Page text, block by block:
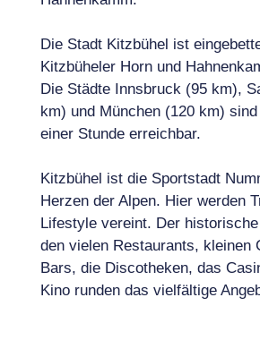
Die Stadt Kitzbühel ist
Kitzbüheler Horn und
Die Städte Innsbruck (95 km),
km) und München (120 km)
einer Stunde erreichbar.
Kitzbühel ist die Sportstadt
Herzen der Alpen. Hier werden
Lifestyle vereint. Der
den vielen Restaurants, kleinen
Bars, die Discotheken, das
Kino runden das vielfältige